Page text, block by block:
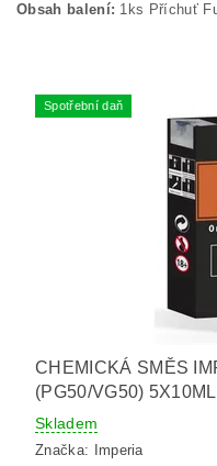
Obsah balení: 1ks Příchuť
Spotřební daň
CHEMICKÁ SMĚS
(PG50/VG50) 5X10ML
Skladem
Značka: Imperia